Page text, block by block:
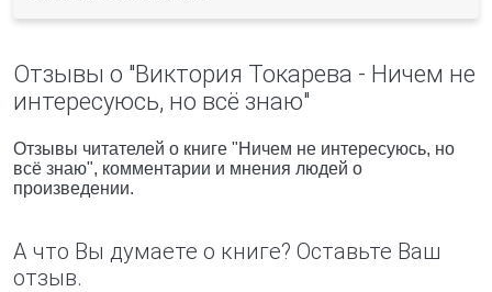
Отзывы о "Виктория Токарева - Ничем не
интересуюсь, но всё знаю"
Отзывы читателей о книге "Ничем не интересуюсь, но
всё знаю", комментарии и мнения людей о
произведении.
А что Вы думаете о книге? Оставьте Ваш
отзыв.